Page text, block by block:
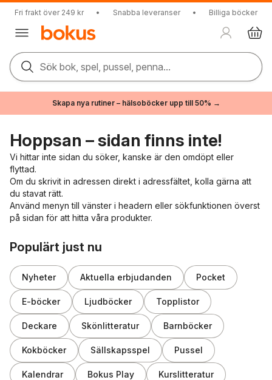
Fri frakt över 249 kr • Snabba leveranser • Billiga böcker
Sök bok, spel, pussel, penna...
Skapa nya rutiner – hälsoböcker upp till 50% →
Hoppsan – sidan finns inte!
Vi hittar inte sidan du söker, kanske är den omdöpt eller
flyttad.
Om du skrivit in adressen direkt i adressfältet, kolla gärna att
du stavat rätt.
Använd menyn till vänster i headern eller sökfunktionen överst
på sidan för att hitta våra produkter.
Populärt just nu
Nyheter Aktuella erbjudanden Pocket
E-böcker Ljudböcker Topplistor
Deckare Skönlitteratur Barnböcker
Kokböcker Sällskapsspel Pussel
Kalendrar Bokus Play Kurslitteratur